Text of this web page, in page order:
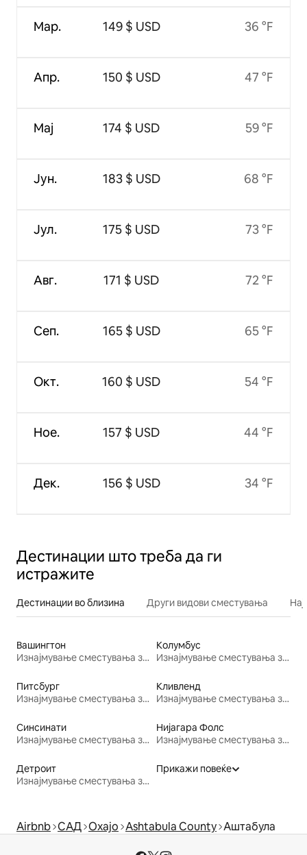
Мар.
Апр.
Мај
Јун.
Јул.
Авг.
Сеп.
Окт.
Ное.
Дек.
149 $ USD
150 $ USD
174 $ USD
183 $ USD
175 $ USD
171 $ USD
165 $ USD
160 $ USD
157 $ USD
156 $ USD
36 °F
47 °F
59 °F
68 °F
73 °F
72 °F
65 °F
54 °F
44 °F
34 °F
Дестинации што треба да ги
истражите
Дестинации во близина Други видови сместувања
Вашингтон
Изнајмување сместувања за одмор
Колумбус
Изнајмување сместувања за одмор
Питсбург
Изнајмување сместувања за одмор
Кливленд
Изнајмување сместувања за одмор
Синсинати
Изнајмување сместувања за одмор
Нијагара Фолс
Изнајмување сместувања за одмор
Детроит
Изнајмување сместувања за одмор
Прикажи повеќе
Airbnb САД Охајо Ashtabula County Аштабула